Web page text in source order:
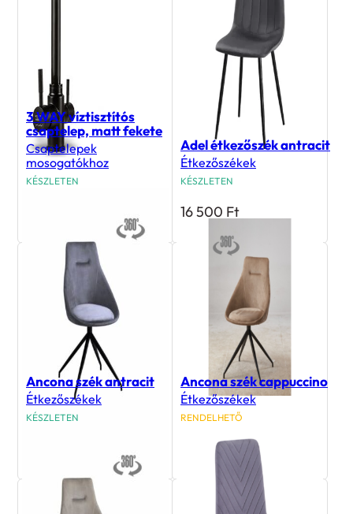
3 WAY víztisztítós
csaptelep, matt fekete
Csaptelepek
mosogatókhoz
KÉSZLETEN
Adel étkezőszék antracit
Étkezőszékek
KÉSZLETEN
16 500 Ft
Ancona szék antracit
Étkezőszékek
KÉSZLETEN
Ancona szék cappuccino
Étkezőszékek
RENDELHETŐ
35 900Ft